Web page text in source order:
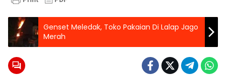
Genset Meledak, Toko Pakaian Di Lalap Jago
Merah